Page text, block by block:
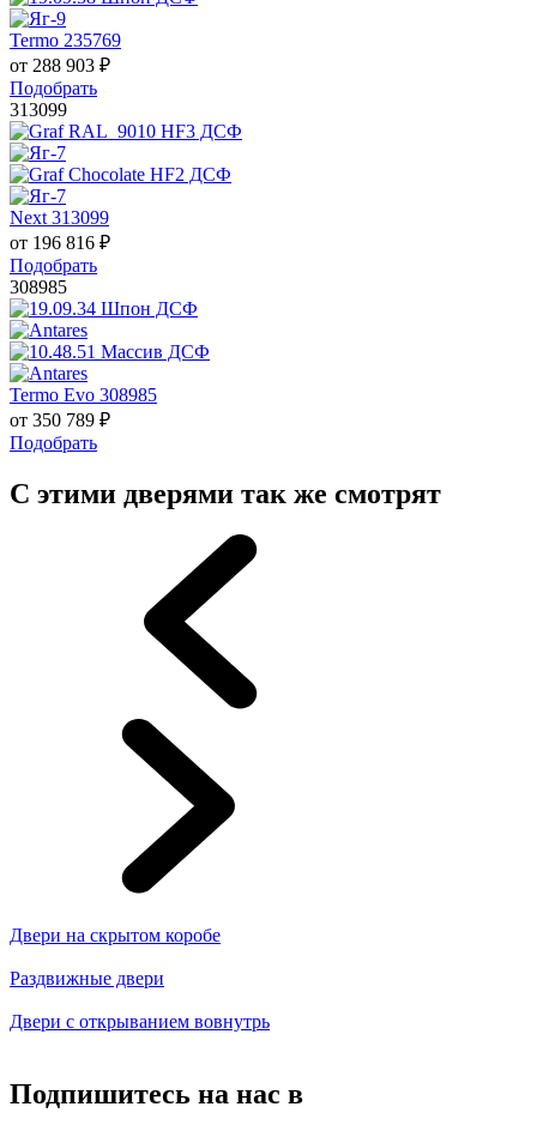
Termo 235769
от 288 903 ₽
Подобрать
313099
Next 313099
от 196 816 ₽
Подобрать
308985
Termo Evo 308985
от 350 789 ₽
Подобрать
С этими дверями так же смотрят
Двери на скрытом коробе
Раздвижные двери
Двери с открыванием вовнутрь
Подпишитесь на нас в